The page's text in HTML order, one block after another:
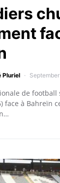
Pluriel
de football
face à Bahreïn